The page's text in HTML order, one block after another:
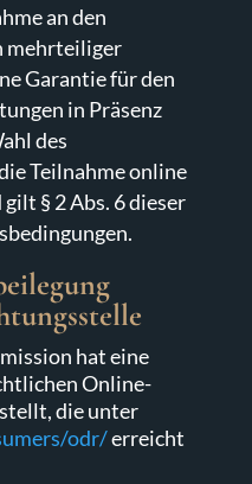
an den
mehrteiliger
Garantie für den
in Präsenz
des
Teilnahme online
§ 2 Abs. 6 dieser
hat eine
Online-
die unter
odr/erreicht